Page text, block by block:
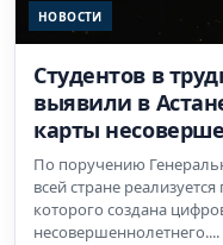
НОВОСТИ
Студентов в
выявили в
карты
По поручению
всей стране
которого создана
несовершеннолетнего....